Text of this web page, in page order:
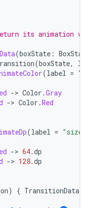
its animation
(boxState :
(boxState,
(label =
-> Color .Gray
-> Color .Red
(label = "size"
-> 64.dp
-> 128.dp
) { TransitionData